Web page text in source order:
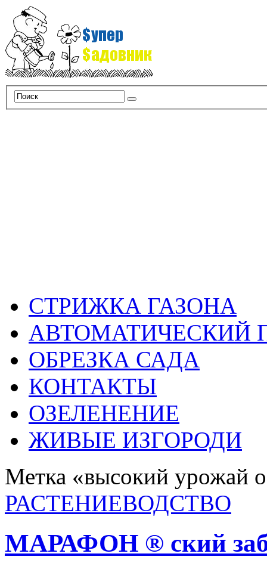
СТРИЖКА ГАЗОНА
АВТОМАТИЧЕСКИЙ
ОБРЕЗКА САДА
КОНТАКТЫ
ОЗЕЛЕНЕНИЕ
ЖИВЫЕ ИЗГОРОДИ
Метка «высокий урожай
РАСТЕНИЕВОДСТВО
МАРАФОН ® ский